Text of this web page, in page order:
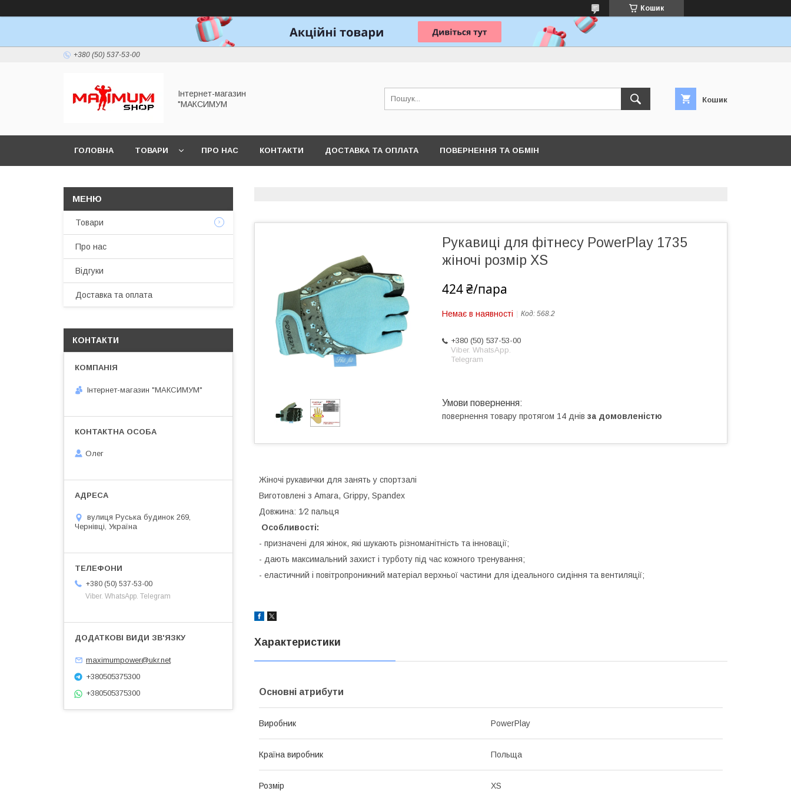
Кошик
+380 (50) 537-53-00
Інтернет-магазин
"МАКСИМУМ
Кошик
ГОЛОВНА ТОВАРИ ПРО НАС КОНТАКТИ ДОСТАВКА ТА ОПЛАТА ПОВЕРНЕННЯ ТА ОБМІН
Рукавиці для фітнесу PowerPlay 1735
жіночі розмір XS
424 ₴/пара
Немає в наявності Код: 568.2
+380 (50) 537-53-00
Viber. WhatsApp.
Telegram
повернення товару протягом 14 днів за домовленістю
Жіночі рукавички для занять у спортзалі
Виготовлені з Amara, Grippy, Spandex
Довжина: 1⁄2 пальця
Особливості:
- призначені для жінок, які шукають різноманітність та інновації;
- дають максимальний захист і турботу під час кожного тренування;
- еластичний і повітропроникний матеріал верхньої частини для ідеального сидіння та вентиляції;
Характеристики
Основні атрибути
Виробник PowerPlay
Країна виробник Польща
Розмір XS
Товари
Про нас
Відгуки
Доставка та оплата
КОНТАКТИ
Інтернет-магазин "МАКСИМУМ"
Олег
вулиця Руська будинок 269,
Чернівці, Україна
+380 (50) 537-53-00
Viber. WhatsApp. Telegram
maximumpower@ukr.net
+380505375300
+380505375300